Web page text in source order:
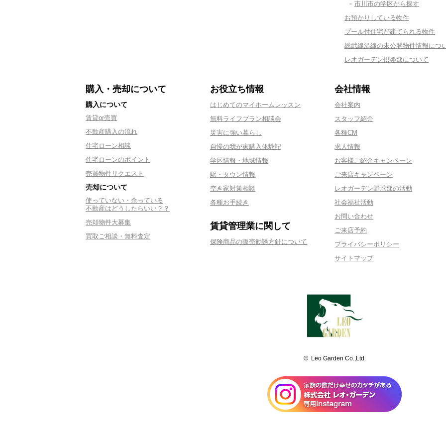
市川市の学区から探す
お預かりしている物件
プール付住宅が建てられる物件
総武線沿線の未公開物件情報につ
レオガーデン倶楽部について
購入・売却について
購入について
賃貸or売買
不動産購入の流れ
住宅ローン相談
住宅ローンのポイント
売買物件リクエスト
売却について
使っていない・余っている
不動産はどうしたらいい？？
売却物件大募集
買取ご相談・無料査定
お役立ち情報
はじめてのマイホームレッスン
無料ライフプラン相談会
災害に強い暮らし
自慢の我が家購入体験記
学区情報・地域情報
駅・タウン情報
空き家対策相談
各種お手続き
賃貸管理業に関して
保険商品の販売勧誘方針について
会社情報
会社案内
スタッフ紹介
各種CM
求人情報
お客様ご紹介キャンペーン
ご来店キャンペーン
レオガーデン野球部の活動
社会福祉活動
お問い合わせ
ご来店予約
プライバシーポリシー
サイトマップ
© Leo Garden Co.,Ltd.